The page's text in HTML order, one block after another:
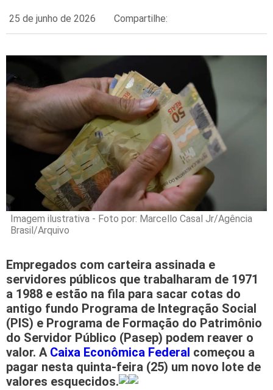
25 de junho de 2026 Compartilhe:
Imagem ilustrativa - Foto por: Marcello Casal Jr/Agência
Brasil/Arquivo
Empregados com carteira assinada e
servidores públicos que trabalharam de 1971
a 1988 e estão na fila para sacar cotas do
antigo fundo Programa de Integração Social
(PIS) e Programa de Formação do Patrimônio
do Servidor Público (Pasep) podem reaver o
valor. A Caixa Econômica Federal começou a
pagar nesta quinta-feira (25) um novo lote de
valores esquecidos.